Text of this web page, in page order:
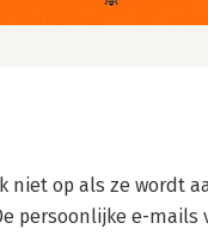
niet op als ze wordt
persoonlijke e-mails